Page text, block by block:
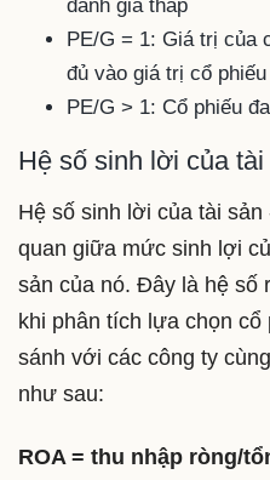
đánh giá thấp
PE/G = 1: Giá trị của
đủ vào giá trị cổ phiếu
PE/G > 1: Cổ phiếu
Hệ số sinh lời của tài
Hệ số sinh lời của tài
quan giữa mức sinh lợi
sản của nó. Đây là hệ số
khi phân tích lựa chọn
sánh với các công ty
như sau:
ROA = thu nhập ròng/